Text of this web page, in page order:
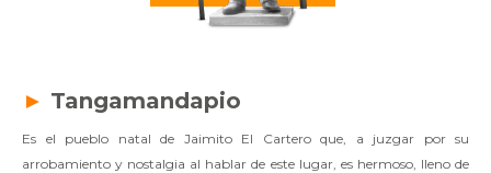
► Tangamandapio
Es el pueblo natal de Jaimito El Cartero que, a juzgar por su
arrobamiento y nostalgia al hablar de este lugar, es hermoso, lleno de